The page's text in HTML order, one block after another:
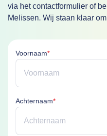
via het contactformulier of
Melissen. Wij staan klaar
Voornaam*Voornaam is
Achternaam*Achternaam is